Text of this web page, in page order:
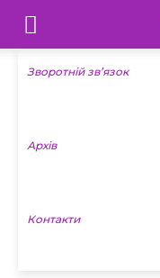
Телебачення
«Капрі»
Новини
Зворотній зв’язок
Архів
Контакти